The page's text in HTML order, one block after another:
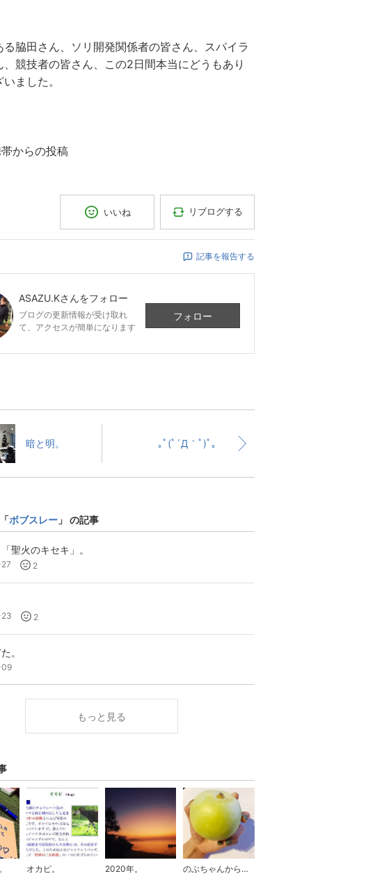
る脇田さん、ソリ開発関係者の皆さん、スパイラ
、競技者の皆さん、この2日間本当にどうもあり
ました。
からの投稿
いいね リブログする
記事を報告する
ASAZU.Kさんをフォロー
ブログの更新情報が受け取れ
て、アクセスが簡単になります
フォロー
暗と明。 ｡ﾟ(ﾟ´Д｀ﾟ)ﾟ｡
ボブスレー 」 の記事
聖火のキセキ」。
2
2
。
もっと見る
オカピ。
2020年。
のぶちゃんからの梨。